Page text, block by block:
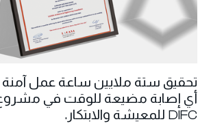
تحقيق ستة ملايين ساعة عمل
أي إصابة مضيعة للوقت في
DIFC للمعيشة والابتكار.